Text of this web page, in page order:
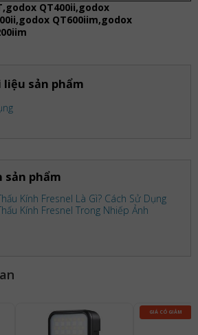
QT400ii,godox
QT600iim,godox
sản phẩm
sản phẩm
Kính Fresnel Là Gì? Cách Sử Dụng
Kính Fresnel Trong Nhiếp Ảnh
GIÁ CÓ GIẢM